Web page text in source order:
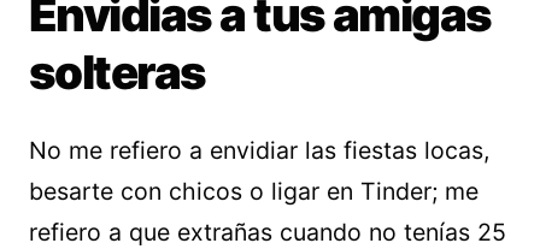
Envidias a tus amigas
solteras
No me refiero a envidiar las fiestas locas,
besarte con chicos o ligar en Tinder; me
refiero a que extrañas cuando no tenías 25